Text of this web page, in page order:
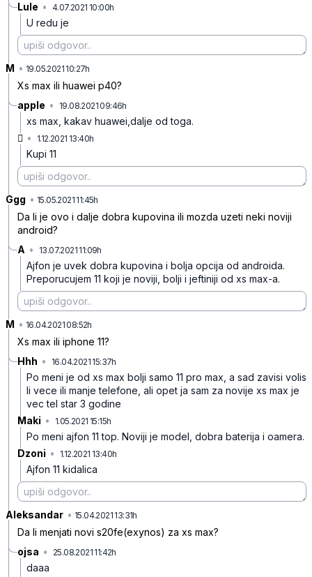
Lule • 4.07.2021 10:00h
U redu je
M • 19.05.2021 10:27h
Xs max ili huawei p40?
apple • 19.08.2021 09:46h
xs max, kakav huawei,dalje od toga.
 • 1.12.2021 13:40h
Kupi 11
Ggg • 15.05.2021 11:45h
Da li je ovo i dalje dobra kupovina ili mozda uzeti neki noviji
android?
A • 13.07.2021 11:09h
Ajfon je uvek dobra kupovina i bolja opcija od androida.
Preporucujem 11 koji je noviji, bolji i jeftiniji od xs max-a.
M • 16.04.2021 08:52h
Xs max ili iphone 11?
Hhh • 16.04.2021 15:37h
Po meni je od xs max bolji samo 11 pro max, a sad zavisi volis
li vece ili manje telefone, ali opet ja sam za novije xs max je
vec tel star 3 godine
Maki • 1.05.2021 15:15h
Po meni ajfon 11 top. Noviji je model, dobra baterija i oamera.
Dzoni • 1.12.2021 13:40h
Ajfon 11 kidalica
Aleksandar • 15.04.2021 13:31h
Da li menjati novi s20fe(exynos) za xs max?
ojsa • 25.08.2021 11:42h
daaa